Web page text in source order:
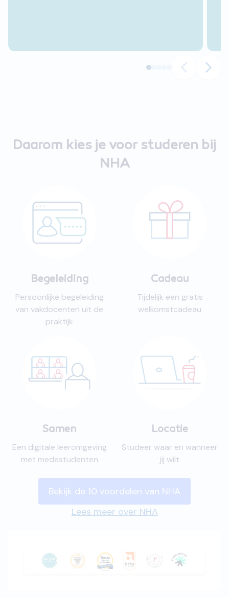
internetsite; NHA Plaza.
Bedankt NHA. Ik kom
weer vooruit.
Daarom kies je voor studeren bij
NHA
Begeleiding
Persoonlijke begeleiding
van vakdocenten uit de
praktijk
Cadeau
Tijdelijk een gratis
welkomstcadeau
Samen
Een digitale leeromgeving
met medestudenten
Locatie
Studeer waar en wanneer
jij wilt
Bekijk de 10 voordelen van NHA
Lees meer over NHA